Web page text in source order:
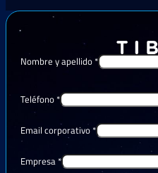
Nombre y apellido *
Teléfono *
Email corporativo *
Empresa *